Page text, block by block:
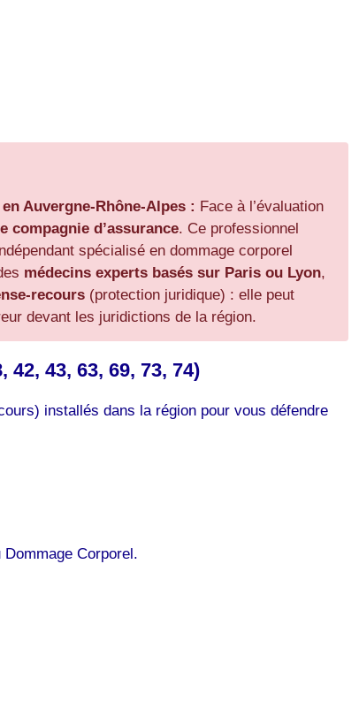
Auvergne-Rhône-Alpes : Face à l’évaluation
compagnie d’assurance. Ce professionnel
spécialisé en dommage corporel
médecins experts basés sur Paris ou Lyon,
recours (protection juridique) : elle peut
devant les juridictions de la région.
43, 63, 69, 73, 74)
installés dans la région pour vous défendre
Corporel.